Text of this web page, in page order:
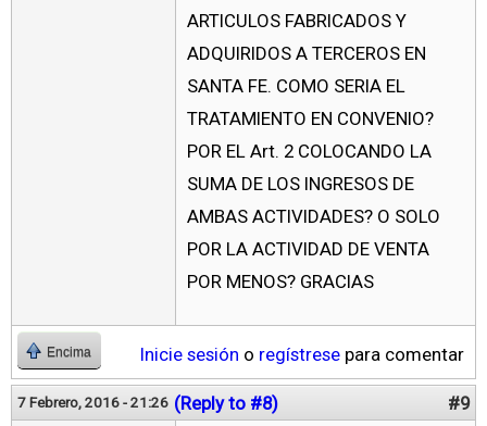
ARTICULOS FABRICADOS Y
ADQUIRIDOS A TERCEROS EN
SANTA FE. COMO SERIA EL
TRATAMIENTO EN CONVENIO?
POR EL Art. 2 COLOCANDO LA
SUMA DE LOS INGRESOS DE
AMBAS ACTIVIDADES? O SOLO
POR LA ACTIVIDAD DE VENTA
POR MENOS? GRACIAS
Encima Inicie sesión o regístrese para comentar
7 Febrero, 2016 - 21:26 (Reply to #8) #9